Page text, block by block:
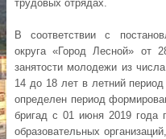
трудовых отрядах.
В соответствии с
округа «Город Лесной» от
занятости молодежи из
14 до 18 лет в летний
определен период
бригад с 01 июня 2019 года
образовательных